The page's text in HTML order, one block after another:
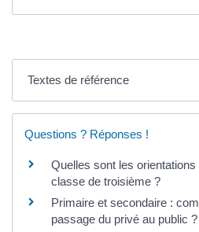
Textes de référence
Questions ? Réponses !
Quelles sont les
classe de troisième ?
Primaire et secondaire :
passage du privé au public ?